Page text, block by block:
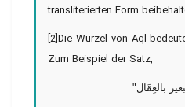
transliterierten Form
[2]Die Wurzel von Aql
Zum Beispiel der Satz,